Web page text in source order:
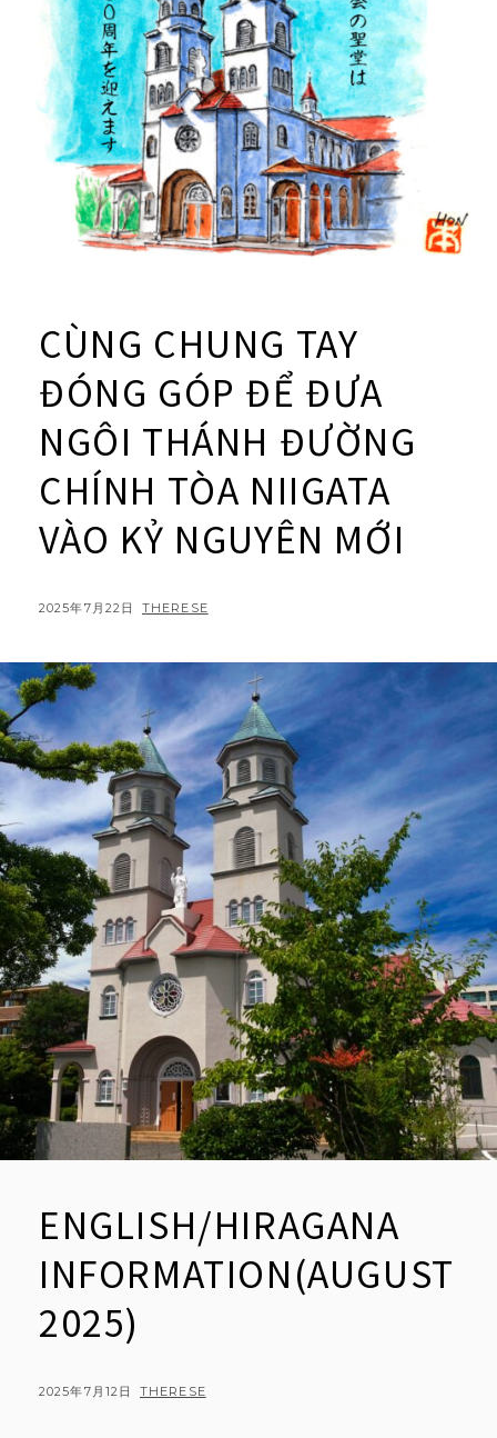
り
CÙNG CHUNG TAY
ĐÓNG GÓP ĐỂ ĐƯA
NGÔI THÁNH ĐƯỜNG
CHÍNH TÒA NIIGATA
VÀO KỶ NGUYÊN MỚI
POSTED
2025年7月22日 BY
THERESE
ENGLISH/HIRAGANA
INFORMATION(AUGUST
2025)
POSTED
2025年7月12日 BY
THERESE